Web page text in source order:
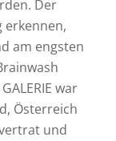
Der
erkennen,
am engsten
war
Österreich
und